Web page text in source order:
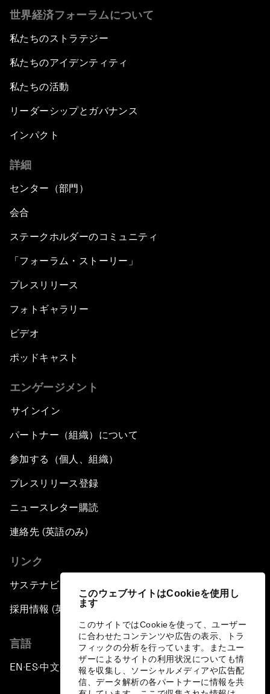
このウェブサイトはCookieを使用し
ます
このサイトではCookieを使って、ユーザー
に合わせたコンテンツや広告の表示、トラ
フィックの分析を行っています。またユー
ザーによるサイトの利用状況についても情
報を収集し、ソーシャルメディアや広告配
信、データ解析の各パートナーに情報を共
世界経済フォーラムについて
私たちのストラテジー
私たちのアイデンティティ
私たちの活動
リーダーシップとガバナンス
インパクト
詳細
センター（部門）
会合
ステークホルダーのコミュニティ
「フォーラム・ストーリー」
プレスリリース
フォトギャラリー
ビデオ
ポッドキャスト
エンゲージメント
サインイン
パートナー（組織）について
参加する（個人、組織）
プレスリリース登録
ニュースレター購読
連絡先 (英語のみ)
リンク
サステナビリティへの取り組み
採用情報 (英語のみ)
言語
EN ▪ ES▪中文▪ 日本語